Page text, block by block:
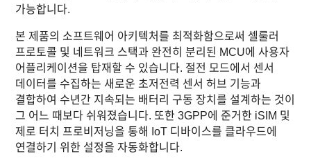
가능합니다.
본 제품의 소프트웨어 아키텍처를 최적화함으로써 셀룰러
프로토콜 및 네트워크 스택과 완전히 분리된 MCU에 사용자
어플리케이션을 탑재할 수 있습니다. 절전 모드에서 센서
데이터를 수집하는 새로운 초저전력 센서 허브 기능과
결합하여 수년간 지속되는 배터리 구동 장치를 설계하는 것이
그 어느 때보다 쉬워졌습니다. 또한 3GPP에 준거한 iSIM 및
제로 터치 프로비저닝을 통해 IoT 디바이스를 클라우드에
연결하기 위한 설정을 자동화합니다.